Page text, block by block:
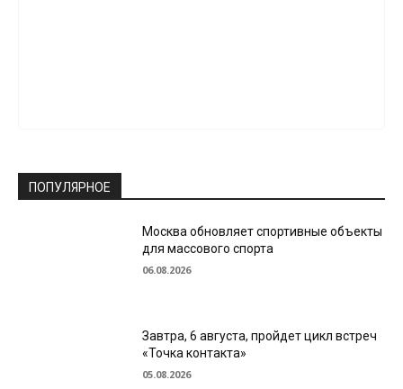
ПОПУЛЯРНОЕ
Москва обновляет спортивные объекты
для массового спорта
06.08.2026
Завтра, 6 августа, пройдет цикл встреч
«Точка контакта»
05.08.2026